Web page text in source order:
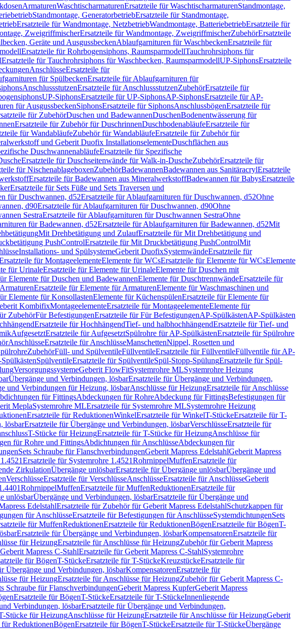
ArmaturenWaschtischarmaturenErsatzteile für WaschtischarmaturenStandmontage,
Standmontage, GeneratorbetriebErsatzteile für Standmontage,
Ersatzteile für Wandmontage, NetzbetriebWandmontage, BatteriebetriebErsatzteile für
ZweigriffmischerErsatzteile für Wandmontage, ZweigriffmischerZubehörErsatzteile
Geräte und AusgussbeckenAblaufgarnituren für WaschbeckenErsatzteile für
Ersatzteile für Rohrbogensiphons, RaumsparmodellTauchrohrsiphons für
Ersatzteile für Tauchrohrsiphons für Waschbecken, RaumsparmodellUP-SiphonsErsatzteile
AnschlüsseErsatzteile für
für SpülbeckenErsatzteile für Ablaufgarnituren für
AnschlussstutzenErsatzteile für AnschlussstutzenZubehörErsatzteile für
UP-SiphonsErsatzteile für UP-SiphonsAP-SiphonsErsatzteile für AP-
für AusgussbeckenSiphonsErsatzteile für SiphonsAnschlussbögenErsatzteile für
für ZubehörDuschen und BadewannenDuschenBodenentwässerung für
Ersatzteile für Zubehör für DuschrinnenDuschbodenabläufeErsatzteile für
für WandabläufeZubehör für WandabläufeErsatzteile für Zubehör für
und Geberit Duofix InstallationselementeDuschflächen aus
DuschwannenabläufeErsatzteile für Spezifische
Ersatzteile für Duschseitenwände für Walk-in-DuscheZubehörErsatzteile für
für NischenablageboxenZubehörBadewannenBadewannen aus SanitäracrylErsatzteile
Ersatzteile für Badewannen aus MineralwerkstoffBadewannen für BabysErsatzteile
Ersatzteile für Sets Füße und Sets Traversen und
für Duschwannen, d52Ersatzteile für Ablaufgarnituren für Duschwannen, d52Ohne
d90Ersatzteile für Ablaufgarnituren für Duschwannen, d90Ohne
SestraErsatzteile für Ablaufgarnituren für Duschwannen SestraOhne
für Badewannen, d52Ersatzteile für Ablaufgarnituren für Badewannen, d52Mit
Mit Drehbetätigung und ZulaufErsatzteile für Mit Drehbetätigung und
PushControlErsatzteile für Mit Druckbetätigung PushControlMit
Installations- und SpülsystemeGeberit DuofixSystemwändeErsatzteile für
für MontageelementeElemente für WCsErsatzteile für Elemente für WCsElemente
für UrinaleErsatzteile für Elemente für UrinaleElemente für Duschen mit
Elemente für Duschen und BadewannenElemente für DuschtrennwändeErsatzteile für
Ersatzteile für Elemente für ArmaturenElemente für Waschmaschinen und
Elemente für KonsollastenElemente für KüchenspülenErsatzteile für Elemente für
KombifixMontageelementeErsatzteile für MontageelementeElemente für
ZubehörFür BefestigungenErsatzteile für Für BefestigungenAP-SpülkästenAP-Spülkästen
Ersatzteile für HochhängendTief- und halbhochhängendErsatzteile für Tief- und
AufgesetztErsatzteile für AufgesetztSpülrohre für AP-SpülkästenErsatzteile für Spülrohre
AnschlüsseErsatzteile für AnschlüsseManschettenNippel, Rosetten und
ZubehörFüll- und SpülventileFüllventileErsatzteile für FüllventileFüllventile für AP-
SpülventileErsatzteile für SpülventileSpül-Stopp-SpülungErsatzteile für Spül-
VersorgungssystemeGeberit FlowFitSystemrohre MLSystemrohre Heizung
Übergänge und Verbindungen, lösbarErsatzteile für Übergänge und Verbindungen,
und Verbindungen für Heizung, lösbarAnschlüsse für HeizungErsatzteile für Anschlüsse
für FittingsAbdeckungen für RohreAbdeckung für FittingsBefestigungen für
MeplaSystemrohre MLErsatzteile für Systemrohre MLSystemrohre Heizung
Ersatzteile für ReduktionenWinkelErsatzteile für WinkelT-StückeErsatzteile für T-
lösbarErsatzteile für Übergänge und Verbindungen, lösbarVerschlüsseErsatzteile für
T-Stücke für HeizungErsatzteile für T-Stücke für HeizungAnschlüsse für
für Rohre und FittingsAbdichtungen für AnschlüsseAbdeckungen für
Sets Schraube für FlanschverbindungenGeberit Mapress EdelstahlGeberit Mapress
Ersatzteile für Systemrohre 1.4521RohrnippelMuffenErsatzteile für
ZirkulationÜbergänge unlösbarErsatzteile für Übergänge unlösbarÜbergänge und
VerschlüsseErsatzteile für VerschlüsseAnschlüsseErsatzteile für AnschlüsseGeberit
RohrnippelMuffenErsatzteile für MuffenReduktionenErsatzteile für
unlösbarÜbergänge und Verbindungen, lösbarErsatzteile für Übergänge und
EdelstahlErsatzteile für Zubehör für Geberit Mapress EdelstahlSchutzkappen für
für AnschlüsseErsatzteile für Befestigungen für AnschlüsseSystemdichtungenSets
für MuffenReduktionenErsatzteile für ReduktionenBögenErsatzteile für BögenT-
Ersatzteile für Übergänge und Verbindungen, lösbarKompensatorenErsatzteile für
für HeizungErsatzteile für Anschlüsse für HeizungZubehör für Geberit Mapress
Geberit Mapress C-StahlErsatzteile für Geberit Mapress C-StahlSystemrohre
für BögenT-StückeErsatzteile für T-StückeKreuzstückeErsatzteile für
Übergänge und Verbindungen, lösbarKompensatorenErsatzteile für
für HeizungErsatzteile für Anschlüsse für HeizungZubehör für Geberit Mapress C-
Schraube für FlanschverbindungenGeberit Mapress KupferGeberit Mapress
Ersatzteile für BögenT-StückeErsatzteile für T-StückeInnenliegende
Verbindungen, lösbarErsatzteile für Übergänge und Verbindungen,
Stücke für HeizungAnschlüsse für HeizungErsatzteile für Anschlüsse für HeizungGeberit
für ReduktionenBögenErsatzteile für BögenT-StückeErsatzteile für T-StückeÜbergänge